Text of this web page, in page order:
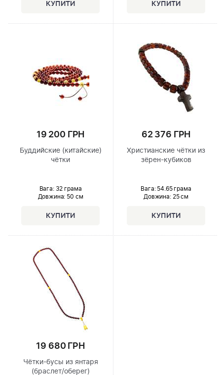
19 200 ГРН
Буддийские (китайские)
чётки
Вага: 32 грама
Довжина: 50 см
62 376 ГРН
Христианские чётки из
зёрен-кубиков
Вага: 54.65 грама
Довжина:25 см
19 680 ГРН
Чётки-бусы из янтаря
(браслет/оберег)